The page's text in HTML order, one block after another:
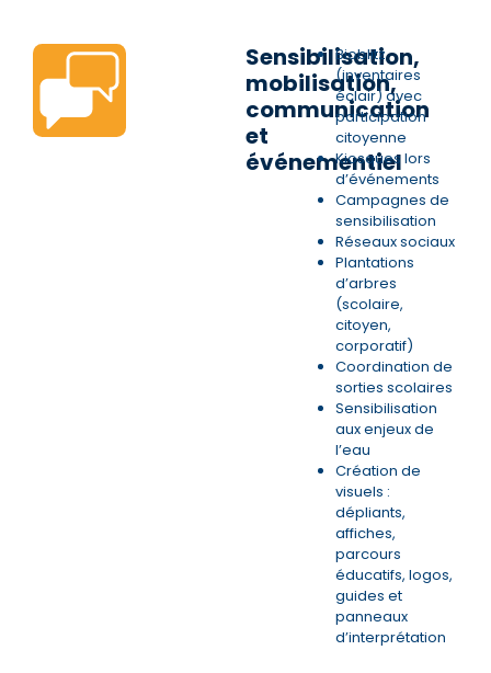
Sensibilisation,
mobilisation,
communication
et
événementiel
Bioblitz
(inventaires
éclair) avec
participation
citoyenne
Kiosques lors
d’événements
Campagnes de
sensibilisation
Réseaux sociaux
Plantations
d’arbres
(scolaire,
citoyen,
corporatif)
Coordination de
sorties scolaires
Sensibilisation
aux enjeux de
l’eau
Création de
visuels :
dépliants,
affiches,
parcours
éducatifs, logos,
guides et
panneaux
d’interprétation